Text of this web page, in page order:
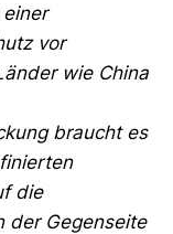
vor
wie China
braucht es
die
der Gegenseite